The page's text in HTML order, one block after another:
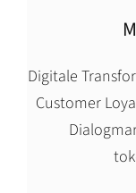
Digitale
Customer